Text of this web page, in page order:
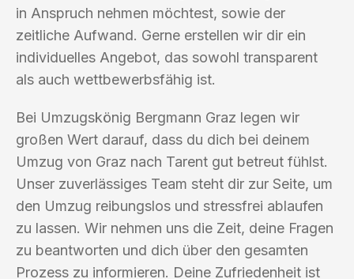
in Anspruch nehmen möchtest, sowie der
zeitliche Aufwand. Gerne erstellen wir dir ein
individuelles Angebot, das sowohl transparent
als auch wettbewerbsfähig ist.
Bei Umzugskönig Bergmann Graz legen wir
großen Wert darauf, dass du dich bei deinem
Umzug von Graz nach Tarent gut betreut fühlst.
Unser zuverlässiges Team steht dir zur Seite, um
den Umzug reibungslos und stressfrei ablaufen
zu lassen. Wir nehmen uns die Zeit, deine Fragen
zu beantworten und dich über den gesamten
Prozess zu informieren. Deine Zufriedenheit ist